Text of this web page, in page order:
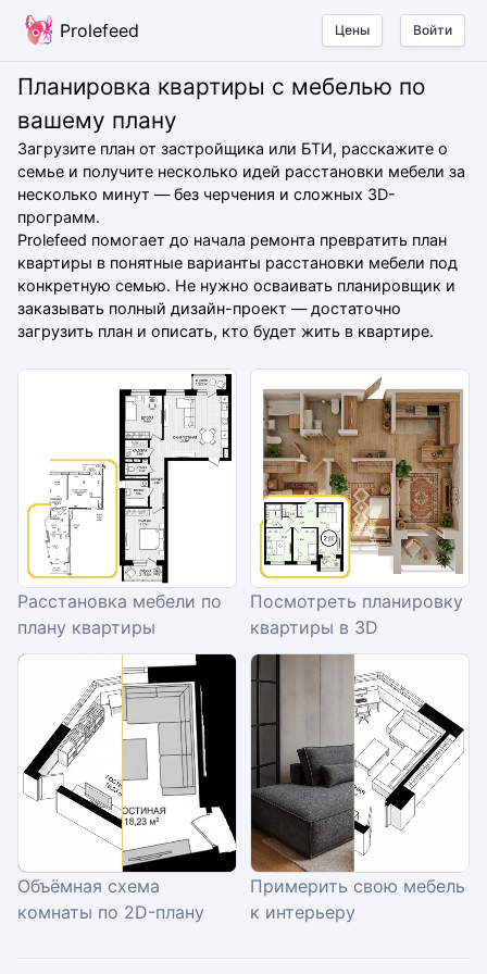
Prolefeed Цены Войти
Планировка квартиры с мебелью по
вашему плану
Загрузите план от застройщика или БТИ, расскажите о
семье и получите несколько идей расстановки мебели за
несколько минут — без черчения и сложных 3D-
программ.
Prolefeed помогает до начала ремонта превратить план
квартиры в понятные варианты расстановки мебели под
конкретную семью. Не нужно осваивать планировщик и
заказывать полный дизайн-проект — достаточно
загрузить план и описать, кто будет жить в квартире.
Расстановка мебели по
плану квартиры
Посмотреть планировку
квартиры в 3D
Объёмная схема
комнаты по 2D-плану
Примерить свою мебель
к интерьеру